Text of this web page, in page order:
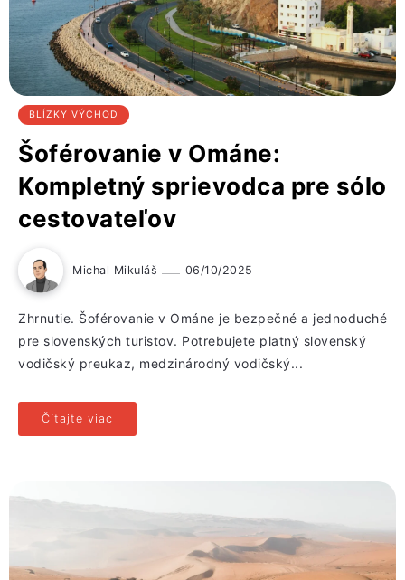
BLÍZKY VÝCHOD
Šoférovanie v Ománe:
Kompletný sprievodca pre sólo
cestovateľov
Michal Mikuláš 06/10/2025
Zhrnutie. Šoférovanie v Ománe je bezpečné a jednoduché
pre slovenských turistov. Potrebujete platný slovenský
vodičský preukaz, medzinárodný vodičský...
Čítajte viac